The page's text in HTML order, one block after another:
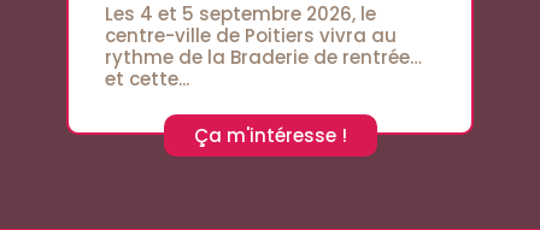
Les 4 et 5 septembre 2026, le
centre-ville de Poitiers vivra au
rythme de la Braderie de rentrée…
et cette...
Ça m'intéresse !